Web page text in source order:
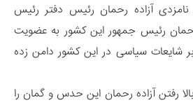
نامزدی آزاده رحمان رئیس دفتر رئیس
رئیس جمهور این کشور به عضویت
شایعات سیاسی در این کشور دامن زده
رفتن آزاده رحمان این حدس و گمان را